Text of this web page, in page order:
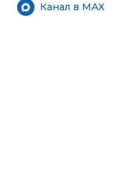
Канал в MAX